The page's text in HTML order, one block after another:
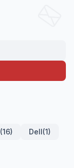
(16) Dell(1)